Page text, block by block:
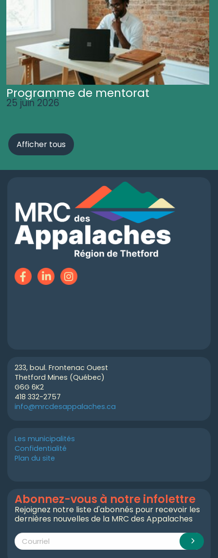
Programme de mentorat
25 juin 2026
Afficher tous
233, boul. Frontenac Ouest
Thetford Mines (Québec)
G6G 6K2
418 332-2757
info@mrcdesappalaches.ca
Les municipalités
Confidentialité
Plan du site
Abonnez-vous à notre infolettre
Rejoignez notre liste d'abonnés pour recevoir les
dernières nouvelles de la MRC des Appalaches